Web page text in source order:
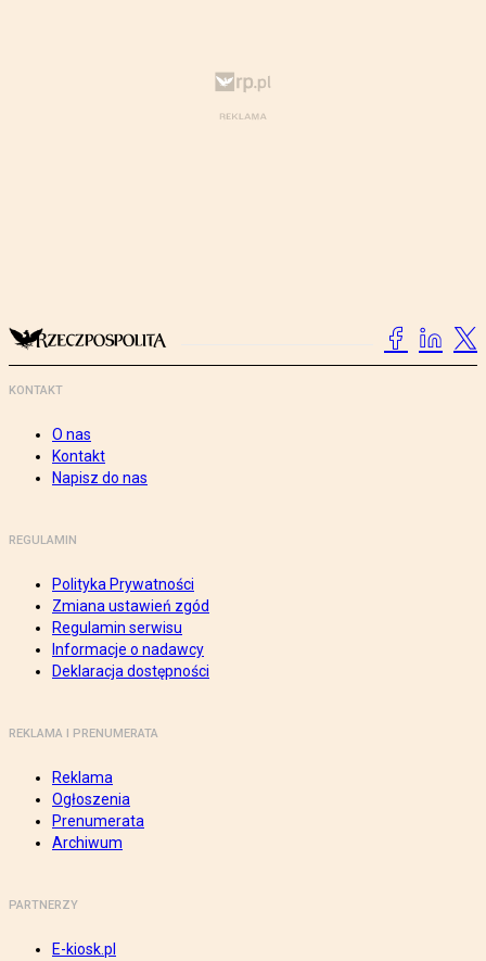
KONTAKT
O nas
Kontakt
Napisz do nas
REGULAMIN
Polityka Prywatności
Zmiana ustawień zgód
Regulamin serwisu
Informacje o nadawcy
Deklaracja dostępności
REKLAMA I PRENUMERATA
Reklama
Ogłoszenia
Prenumerata
Archiwum
PARTNERZY
E-kiosk.pl